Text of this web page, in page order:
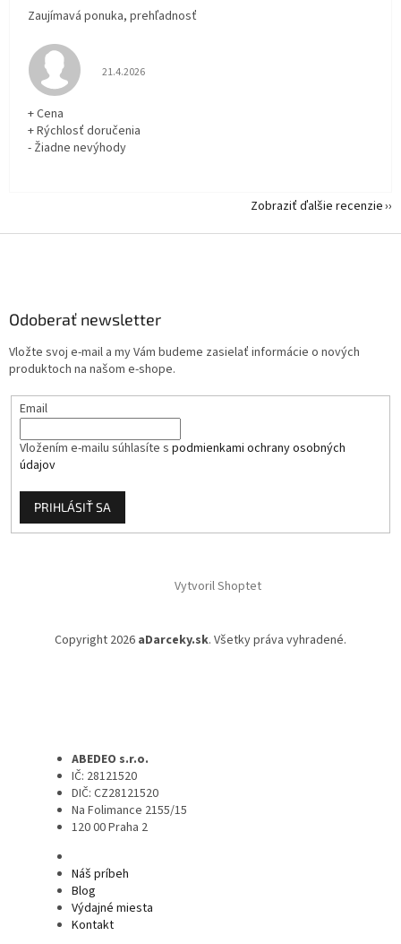
Zaujímavá ponuka, prehľadnosť
Hodnotenie obchodu je 5 z 5 hviezdičiek.
21.4.2026
+ Cena
+ Rýchlosť doručenia
- Žiadne nevýhody
Zobraziť ďalšie recenzie
Odoberať newsletter
Vložte svoj e-mail a my Vám budeme zasielať informácie o nových
produktoch na našom e-shope.
Email
Vložením e-mailu súhlasíte s podmienkami ochrany osobných
údajov
PRIHLÁSIŤ SA
Vytvoril Shoptet
Copyright 2026 aDarceky.sk. Všetky práva vyhradené.
ABEDEO s.r.o.
IČ: 28121520
DIČ: CZ28121520
Na Folimance 2155/15
120 00 Praha 2
Náš príbeh
Blog
Výdajné miesta
Kontakt